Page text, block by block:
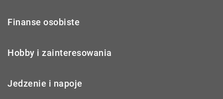
Finanse osobiste
Hobby i zainteresowania
Jedzenie i napoje